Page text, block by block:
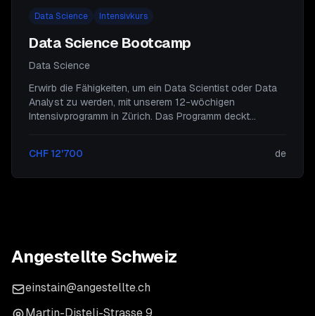
Data Science Intensivkurs
Data Science Bootcamp
Data Science
Erwirb die Fähigkeiten, um ein Data Scientist oder Data
Analyst zu werden, mit unserem 12-wöchigen
Intensivprogramm in Zürich. Das Programm deckt
auf die Herausforderungen im Bereich Data Science
CHF 12'700 de
Angestellte Schweiz
einstain@angestellte.ch
Martin-Disteli-Strasse 9